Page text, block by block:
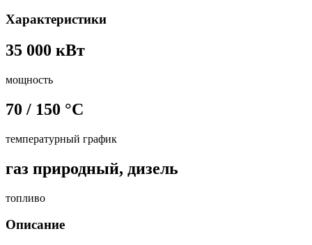
Характеристики
35 000 кВт
мощность
70 / 150 °С
температурный график
газ природный, дизель
топливо
Описание